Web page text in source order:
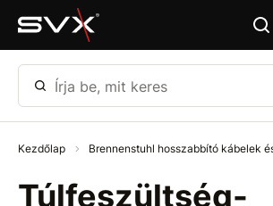
Ugrás az oldal fő részéhez
Írja be, mit keres
Kezdőlap Brennenstuhl hosszabbító kábelek
Túlfeszültség-